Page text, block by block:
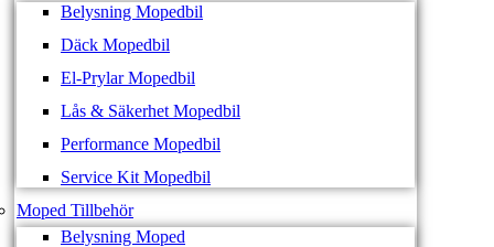
Belysning Mopedbil
Däck Mopedbil
El-Prylar Mopedbil
Lås & Säkerhet Mopedbil
Performance Mopedbil
Service Kit Mopedbil
Moped Tillbehör
Belysning Moped